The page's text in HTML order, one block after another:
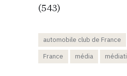
(543)
automobile club de France
France
média